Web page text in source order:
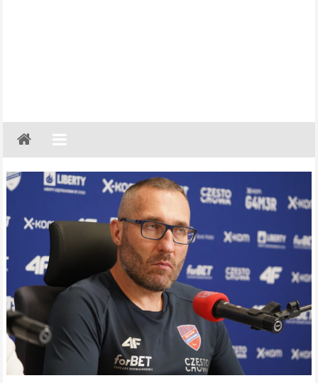
Gazeta
Regionalna
Częstochowa,
Kłobuck,
Myszków